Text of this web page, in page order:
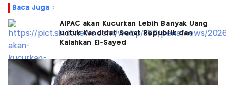
Baca Juga :
AIPAC akan Kucurkan Lebih Banyak Uang
untuk Kandidat Senat Republik dan
Kalahkan El-Sayed